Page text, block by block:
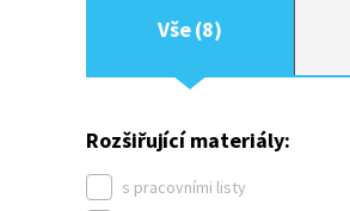
Vše (8)
Rozšiřující materiály:
s pracovními listy